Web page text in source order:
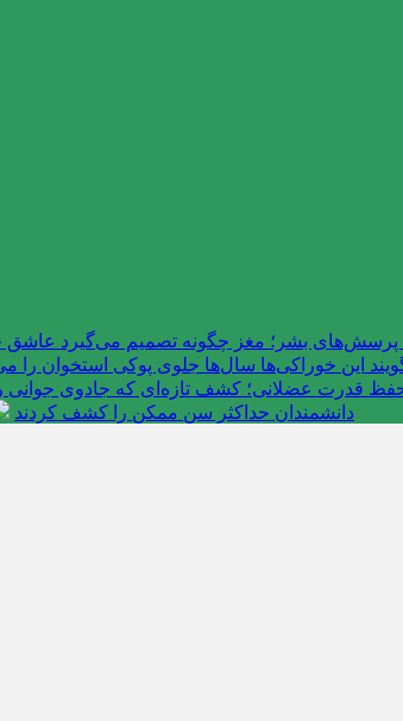
پرسش‌های بشر؛ مغز چگونه تصمیم می‌گیرد
این خوراکی‌ها سال‌ها جلوی پوکی استخوان را
قدرت عضلانی؛ کشف تازه‌ای که جادوی جوانی
دانشمندان حداکثر سن ممکن را کشف کردند